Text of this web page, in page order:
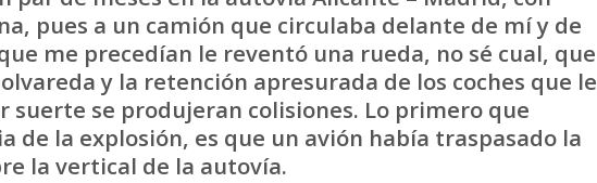
pues a un camión que circulaba delante de mí y de
me precedían le reventó una rueda, no sé cual, que
y la retención apresurada de los coches que le
suerte se produjeran colisiones. Lo primero que
de la explosión, es que un avión había traspasado la
la vertical de la autovía.